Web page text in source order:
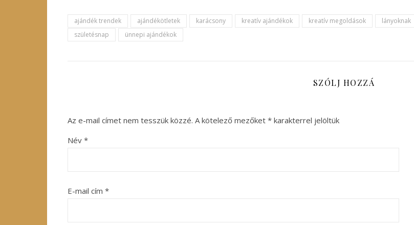
ajándék trendek ajándékötletek karácsony kreatív ajándékok kreatív megoldások lányoknak
születésnap
ünnepi ajándékok
SZÓLJ HOZZÁ
Az e-mail címet nem tesszük közzé. A kötelező mezőket * karakterrel jelöltük
Név *
E-mail cím *